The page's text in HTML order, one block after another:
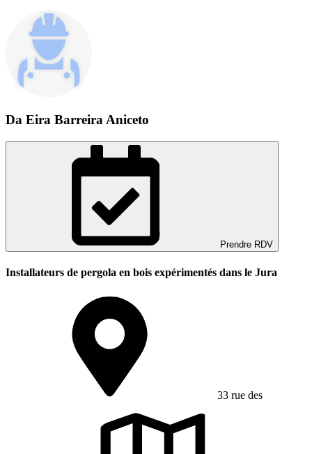
Da Eira Barreira Aniceto
Prendre RDV
Installateurs de pergola en bois expérimentés dans le Jura
33 rue des